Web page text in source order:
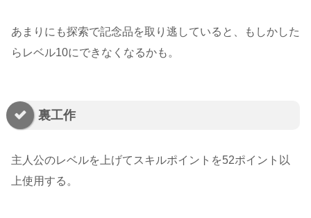
あまりにも探索で記念品を取り逃していると、もしかした
らレベル10にできなくなるかも。
裏工作
主人公のレベルを上げてスキルポイントを52ポイント以
上使用する。